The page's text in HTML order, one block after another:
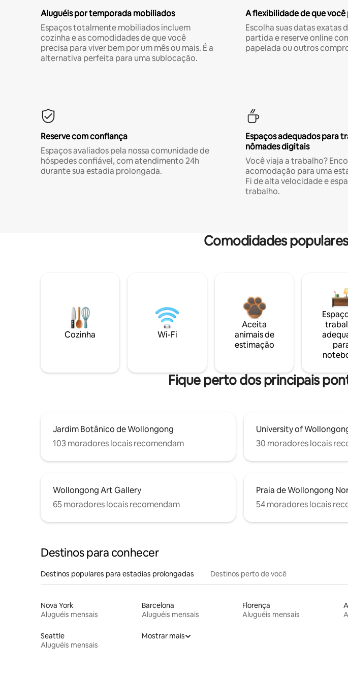
Aluguéis por temporada mobiliados
Espaços totalmente mobiliados incluem
cozinha e as comodidades de que você
precisa para viver bem por um mês ou mais. É a
alternativa perfeita para uma sublocação.
A flexibilidade de que você
Escolha suas datas exatas
partida e reserve online
papelada ou outros
Reserve com confiança
Espaços avaliados pela nossa comunidade de
hóspedes confiável, com atendimento 24h
durante sua estadia prolongada.
Espaços adequados para
nômades digitais
Você viaja a trabalho?
acomodação para uma
Fi de alta velocidade e
trabalho.
Comodidades
Cozinha Wi-Fi
Aceita
animais de
estimação
Fique perto dos principais
Jardim Botânico de Wollongong
103 moradores locais recomendam
University of
30 moradores locais
Wollongong Art Gallery
65 moradores locais recomendam
Praia de Wollongong
54 moradores locais
Destinos para conhecer
Destinos populares para estadias prolongadas Destinos perto de você
Nova York
Aluguéis mensais
Barcelona
Aluguéis mensais
Florença
Aluguéis mensais
Seattle
Aluguéis mensais
Mostrar mais